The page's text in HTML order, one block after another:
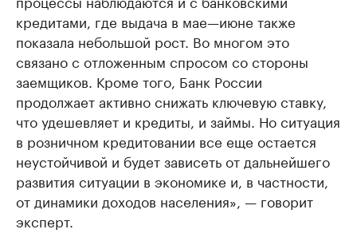
кредитами, где выдача в мае—июне также
показала небольшой рост. Во многом это
связано с отложенным спросом со стороны
заемщиков. Кроме того, Банк России
продолжает активно снижать ключевую ставку,
что удешевляет и кредиты, и займы. Но ситуация
в розничном кредитовании все еще остается
неустойчивой и будет зависеть от дальнейшего
развития ситуации в экономике и, в частности,
от динамики доходов населения», — говорит
эксперт.